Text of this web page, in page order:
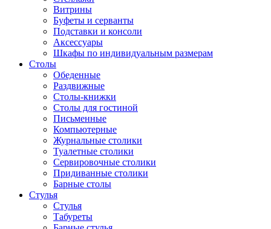
Витрины
Буфеты и серванты
Подставки и консоли
Аксессуары
Шкафы по индивидуальным размерам
Столы
Обеденные
Раздвижные
Столы-книжки
Столы для гостиной
Письменные
Компьютерные
Журнальные столики
Туалетные столики
Сервировочные столики
Придиванные столики
Барные столы
Стулья
Стулья
Табуреты